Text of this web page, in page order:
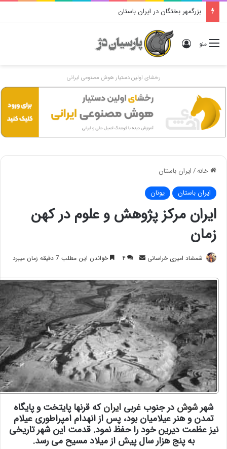
دوگانهٔ «ایرانی و اَنیرانی»: بررسی تاریخی، مفهومی و ایدئولوژیک
منو ورود
رخشای اولین دستیار هوش مصنوعی ایرانی
خانه/ایران باستان
ایران باستان یونان
ایران مرکز پژوهش و علوم در کهن
زمان
شمشاد امیری خراسانی
ارسال۴ خواندن این مطلب 7 دقیقه زمان میبرد
شهرشوش در جنوب غربی ایرانکه قرنها پایتخت و پایگاه
تمدن و هنر عیلامیان بود، پس از انهدام امپراطوری عیلام
نیز عظمت دیرین خود را حفظ نمود. قدمت این شهر تاریخی
به پنج هزار سال پیش از میلاد مسیح می رسد.